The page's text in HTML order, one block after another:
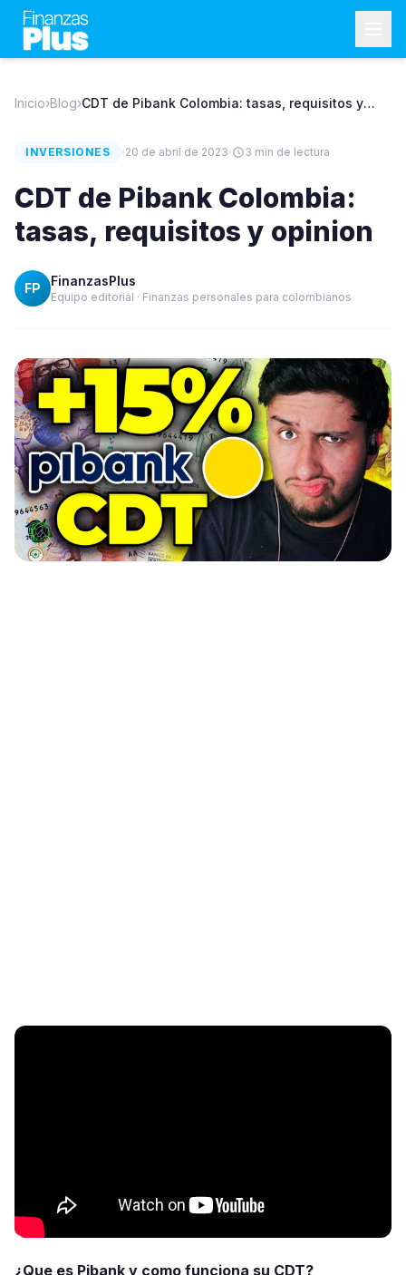
Inicio›Blog›CDT de Pibank Colombia: tasas, requisitos y
INVERSIONES ·20 de abril de 2023· 3 min de lectura
CDT de Pibank Colombia:
tasas, requisitos y opinion
FP FinanzasPlus
Equipo editorial · Finanzas personales para colombianos
¿Que es Pibank y como funciona su CDT?